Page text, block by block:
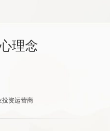
理念
投资运营商